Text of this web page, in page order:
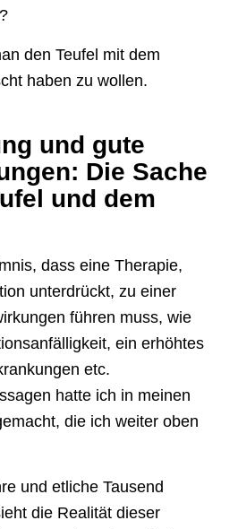
den Teufel mit dem
haben zu wollen.
und gute
Die Sache
und dem
dass eine Therapie,
unterdrückt, zu einer
führen muss, wie
ein erhöhtes
etc.
hatte ich in meinen
die ich weiter oben
und etliche Tausend
die Realität dieser